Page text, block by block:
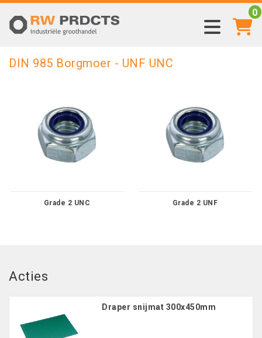
0
DIN 985 Borgmoer - UNF UNC
Grade 2 UNC Grade 2 UNF
Acties
Draper snijmat 300x450mm